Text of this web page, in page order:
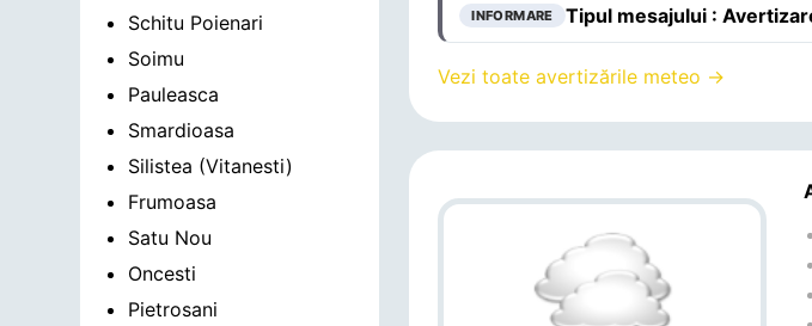
Schitu Poienari
Soimu
Pauleasca
Smardioasa
Silistea (Vitanesti)
Frumoasa
Satu Nou
Oncesti
Pietrosani
INFORMARE Tipul mesajului :
Vezi toate avertizările meteo →